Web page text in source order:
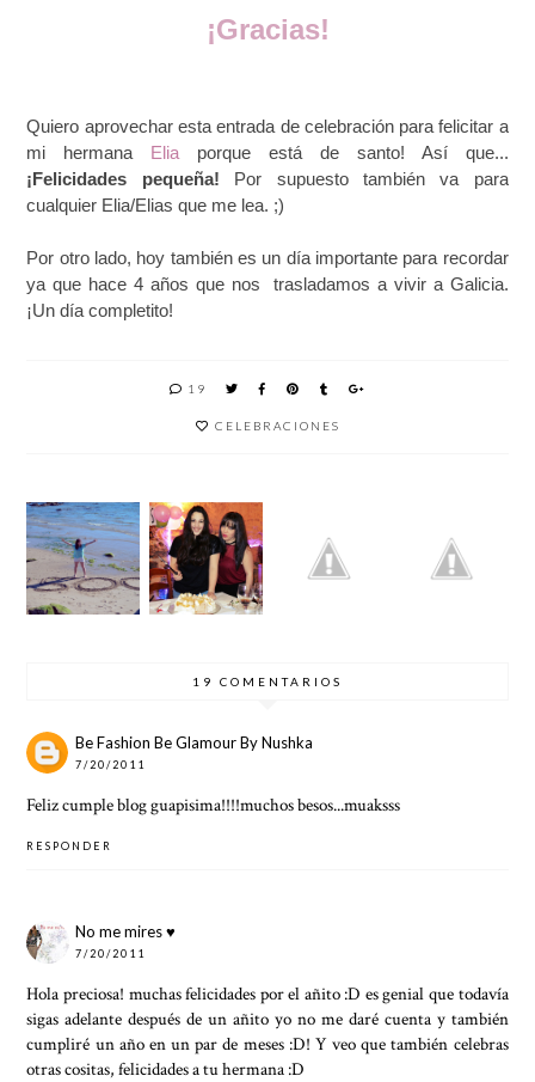
¡Gracias!
Quiero aprovechar esta entrada de celebración para felicitar a
mi hermana Elia porque está de santo! Así que...
¡Felicidades pequeña! Por supuesto también va para
cualquier Elia/Elias que me lea. ;)
Por otro lado, hoy también es un día importante para recordar
ya que hace 4 años que nos trasladamos a vivir a Galicia.
¡Un día completito!
19
CELEBRACIONES
¡1500!
SISTER
PARTY
MY
LOVE
DIEND
O EL
19 COMENTARIOS
Be Fashion Be Glamour By Nushka
7/20/2011
Feliz cumple blog guapisima!!!!muchos besos...muaksss
RESPONDER
No me mires ♥
7/20/2011
Hola preciosa! muchas felicidades por el añito :D es genial que todavía
sigas adelante después de un añito yo no me daré cuenta y también
cumpliré un año en un par de meses :D! Y veo que también celebras
otras cositas, felicidades a tu hermana :D